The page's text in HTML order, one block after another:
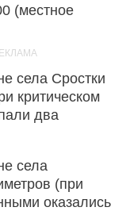
(местное
села Сростки
критическом
два
села
(при
оказались